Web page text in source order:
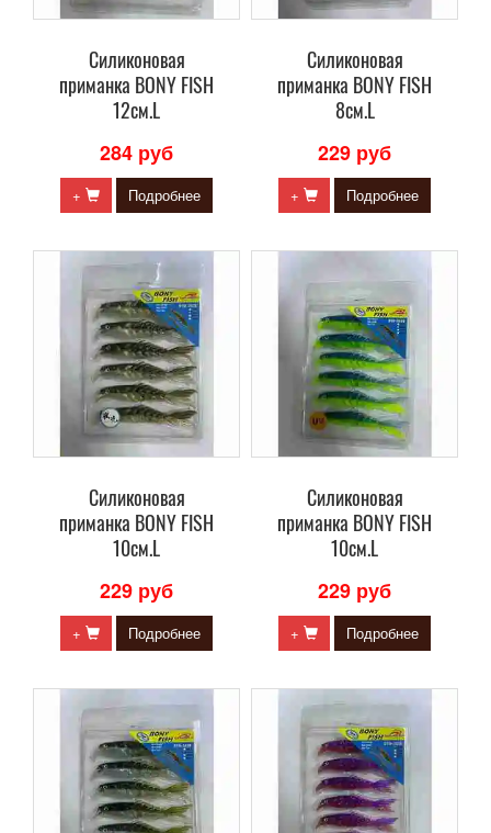
Силиконовая
приманка BONY FISH
12см.L
284 руб
+ Подробнее
Силиконовая
приманка BONY FISH
8см.L
229 руб
+ Подробнее
Силиконовая
приманка BONY FISH
10см.L
229 руб
+ Подробнее
Силиконовая
приманка BONY FISH
10см.L
229 руб
+ Подробнее